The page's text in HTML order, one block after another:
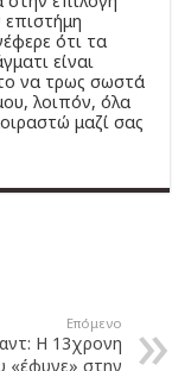
ότι τα
είναι
να τρως σωστά
λοιπόν, όλα
μαζί σας
Επόμενο
Η 13χρονη
«έφυγε» στην